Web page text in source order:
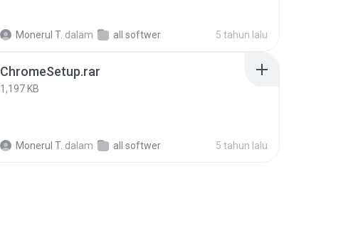
Monerul T. dalam all softwer 5 tahun lalu
ChromeSetup.rar
1,197 KB
Monerul T. dalam all softwer 5 tahun lalu